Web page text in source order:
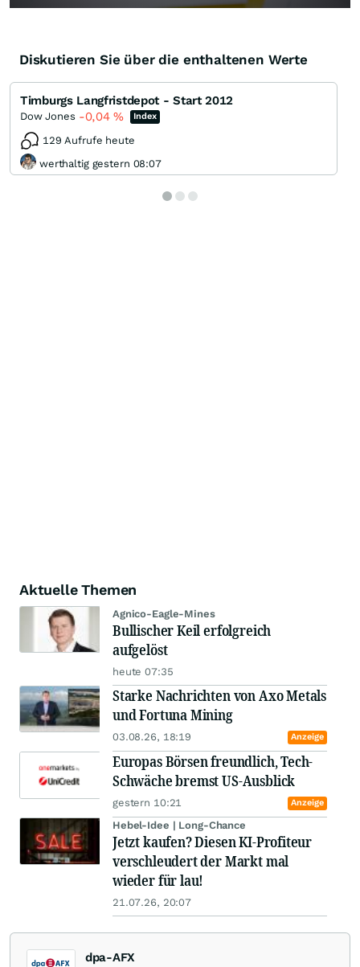
Diskutieren Sie über die enthaltenen Werte
Timburgs Langfristdepot - Start 2012
Dow Jones -0,04% Index
129 Aufrufe heute
werthaltig gestern 08:07
Aktuelle Themen
Agnico-Eagle-Mines
Bullischer Keil erfolgreich
aufgelöst
heute 07:35
Starke Nachrichten von Axo Metals
und Fortuna Mining
03.08.26, 18:19 Anzeige
Europas Börsen freundlich, Tech-
Schwäche bremst US-Ausblick
gestern 10:21 Anzeige
Hebel-Idee | Long-Chance
Jetzt kaufen? Diesen KI-Profiteur
verschleudert der Markt mal
wieder für lau!
21.07.26, 20:07
dpa-AFX